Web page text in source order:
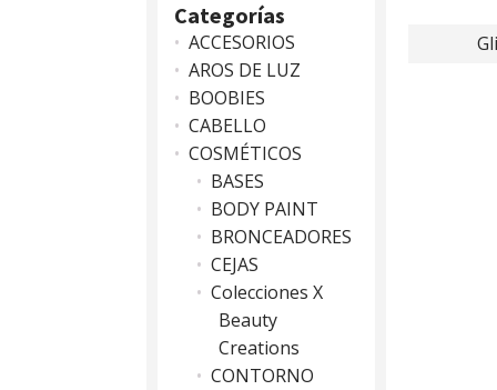
Categorías
ACCESORIOS
AROS DE LUZ
BOOBIES
CABELLO
COSMÉTICOS
BASES
BODY PAINT
BRONCEADORES
CEJAS
Colecciones X
Beauty
Creations
CONTORNO